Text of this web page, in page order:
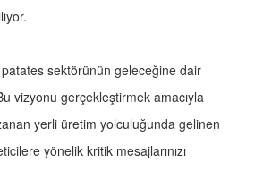
sektörünün geleceğine dair
vizyonu gerçekleştirmek amacıyla
yerli üretim yolculuğunda gelinen
yönelik kritik mesajlarınızı